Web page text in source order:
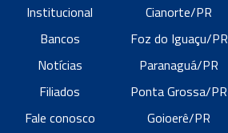
Institucional
Bancos
Notícias
Filiados
Fale conosco
Cianorte/PR
Foz do Iguaçu/PR
Paranaguá/PR
Ponta Grossa/PR
Goioerê/PR